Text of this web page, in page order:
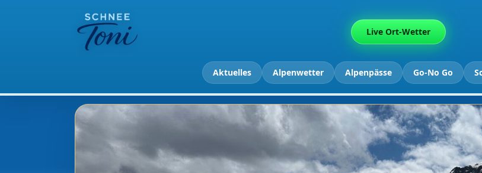
Live Ort-Wetter
Aktuelles Alpenwetter Alpenpässe Go-No Go